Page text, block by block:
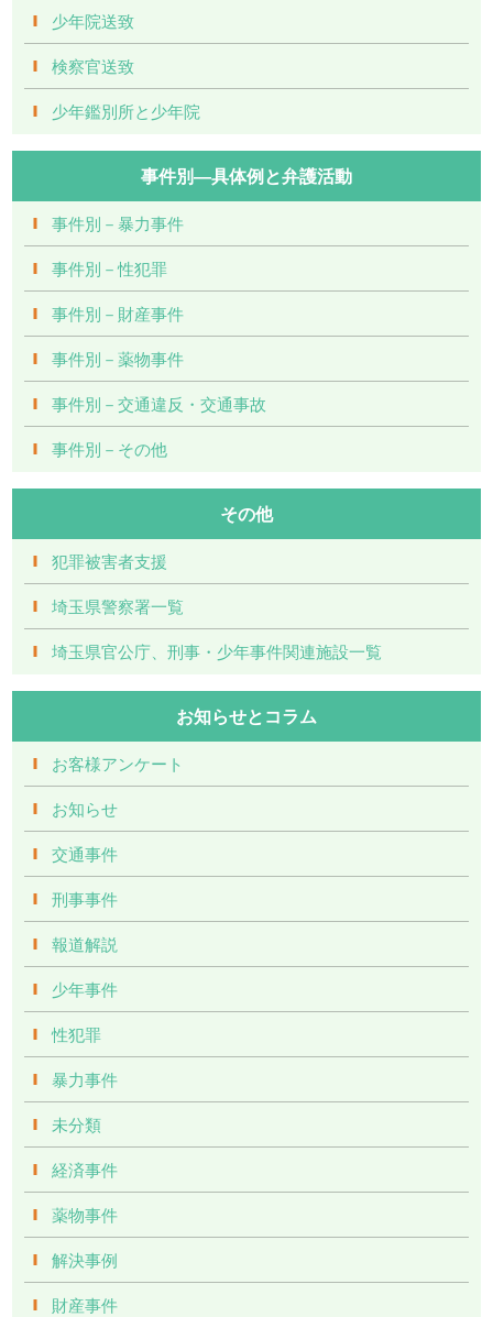
少年院送致
検察官送致
少年鑑別所と少年院
事件別―具体例と弁護活動
事件別－暴力事件
事件別－性犯罪
事件別－財産事件
事件別－薬物事件
事件別－交通違反・交通事故
事件別－その他
その他
犯罪被害者支援
埼玉県警察署一覧
埼玉県官公庁、刑事・少年事件関連施設一覧
お知らせとコラム
お客様アンケート
お知らせ
交通事件
刑事事件
報道解説
少年事件
性犯罪
暴力事件
未分類
経済事件
薬物事件
解決事例
財産事件